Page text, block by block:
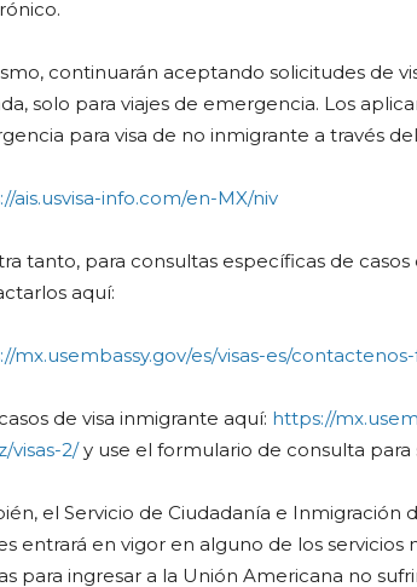
continuarán aceptando solicitudes de
solo para viajes de emergencia. Los
para visa de no inmigrante a través
ais.usvisa-info.com/en-MX/niv
tanto, para consultas específicas de
aquí:
mx.usembassy.gov/es/visas-es/
de visa inmigrante aquí: https://
visas-2/y use el formulario de consulta
el Servicio de Ciudadanía e Inmigración
entrará en vigor en alguno de los servicios
para ingresar a la Unión Americana no